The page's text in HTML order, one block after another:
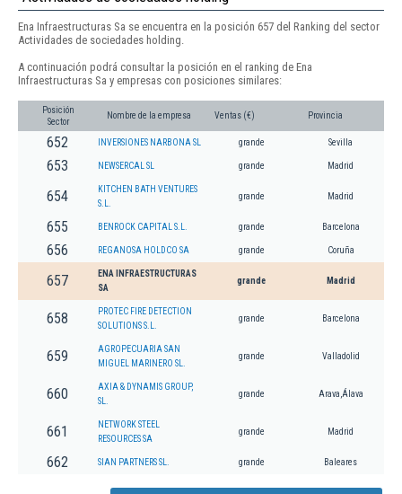
Ena Infraestructuras Sa se encuentra en la posición 657 del Ranking del sector
Actividades de sociedades holding.
A continuación podrá consultar la posición en el ranking de Ena
Infraestructuras Sa y empresas con posiciones similares:
Posición
Sector
Nombre de la empresa Ventas (€) Provincia
652 INVERSIONES NARBONA SL grande Sevilla
653 NEWSERCAL SL grande Madrid
654
KITCHEN BATH VENTURES
S.L.
grande Madrid
655 BENROCK CAPITAL S.L. grande Barcelona
656 REGANOSA HOLDCO SA grande Coruña
657
ENA INFRAESTRUCTURAS
SA
grande Madrid
658
PROTEC FIRE DETECTION
SOLUTIONS S.L.
grande Barcelona
659
AGROPECUARIA SAN
MIGUEL MARINERO SL.
grande Valladolid
660
AXIA & DYNAMIS GROUP,
SL.
grande Arava,Álava
661
NETWORK STEEL
RESOURCES SA
grande Madrid
662 SIAN PARTNERS SL. grande Baleares